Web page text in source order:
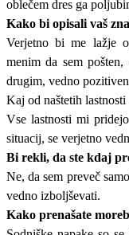
oblečem dres ga
Kako bi opisali vaš
Verjetno bi me lažje
menim da sem
drugim, vedno
Kaj od naštetih
Vse lastnosti mi
situacij, se verjetno
Bi rekli, da ste kdaj
Ne, da sem preveč
vedno izboljševati.
Kako prenašate